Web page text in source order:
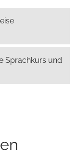
Sprachkurs und